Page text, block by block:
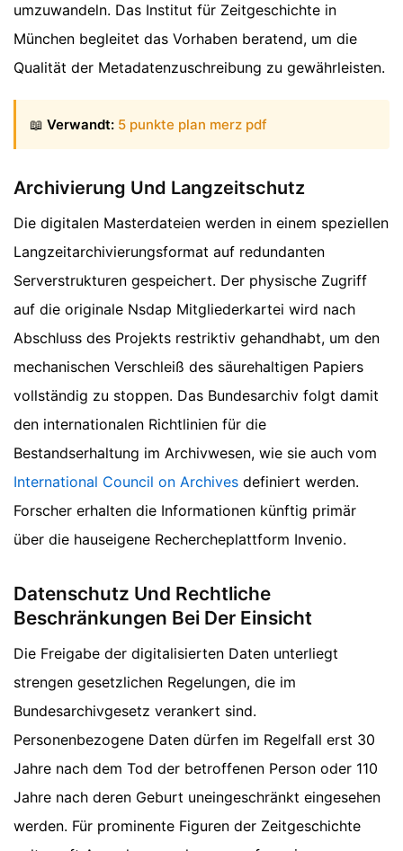
umzuwandeln. Das Institut für Zeitgeschichte in
München begleitet das Vorhaben beratend, um die
Qualität der Metadatenzuschreibung zu gewährleisten.
📖 Verwandt: 5 punkte plan merz pdf
Archivierung Und Langzeitschutz
Die digitalen Masterdateien werden in einem speziellen
Langzeitarchivierungsformat auf redundanten
Serverstrukturen gespeichert. Der physische Zugriff
auf die originale Nsdap Mitgliederkartei wird nach
Abschluss des Projekts restriktiv gehandhabt, um den
mechanischen Verschleiß des säurehaltigen Papiers
vollständig zu stoppen. Das Bundesarchiv folgt damit
den internationalen Richtlinien für die
Bestandserhaltung im Archivwesen, wie sie auch vom
International Council on Archives definiert werden.
Forscher erhalten die Informationen künftig primär
über die hauseigene Rechercheplattform Invenio.
Datenschutz Und Rechtliche
Beschränkungen Bei Der Einsicht
Die Freigabe der digitalisierten Daten unterliegt
strengen gesetzlichen Regelungen, die im
Bundesarchivgesetz verankert sind.
Personenbezogene Daten dürfen im Regelfall erst 30
Jahre nach dem Tod der betroffenen Person oder 110
Jahre nach deren Geburt uneingeschränkt eingesehen
werden. Für prominente Figuren der Zeitgeschichte